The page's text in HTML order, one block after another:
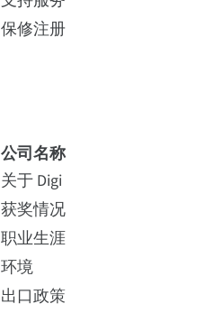
保修注册
公司名称
关于 Digi
获奖情况
职业生涯
环境
出口政策